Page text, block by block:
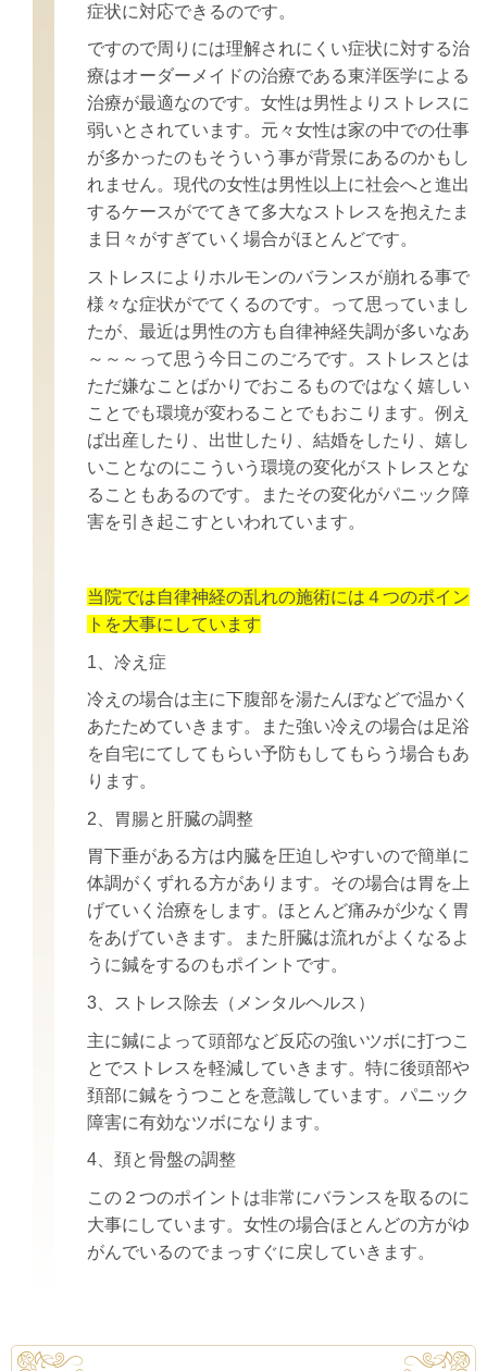
症状に対応できるのです。
ですので周りには理解されにくい症状に対する治
療はオーダーメイドの治療である東洋医学による
治療が最適なのです。女性は男性よりストレスに
弱いとされています。元々女性は家の中での仕事
が多かったのもそういう事が背景にあるのかもし
れません。現代の女性は男性以上に社会へと進出
するケースがでてきて多大なストレスを抱えたま
ま日々がすぎていく場合がほとんどです。
ストレスによりホルモンのバランスが崩れる事で
様々な症状がでてくるのです。って思っていまし
たが、最近は男性の方も自律神経失調が多いなあ
～～～って思う今日このごろです。ストレスとは
ただ嫌なことばかりでおこるものではなく嬉しい
ことでも環境が変わることでもおこります。例え
ば出産したり、出世したり、結婚をしたり、嬉し
いことなのにこういう環境の変化がストレスとな
ることもあるのです。またその変化がパニック障
害を引き起こすといわれています。
当院では自律神経の乱れの施術には４つのポイン
トを大事にしています
1、冷え症
冷えの場合は主に下腹部を湯たんぽなどで温かく
あたためていきます。また強い冷えの場合は足浴
を自宅にてしてもらい予防もしてもらう場合もあ
ります。
2、胃腸と肝臓の調整
胃下垂がある方は内臓を圧迫しやすいので簡単に
体調がくずれる方があります。その場合は胃を上
げていく治療をします。ほとんど痛みが少なく胃
をあげていきます。また肝臓は流れがよくなるよ
うに鍼をするのもポイントです。
3、ストレス除去（メンタルヘルス）
主に鍼によって頭部など反応の強いツボに打つこ
とでストレスを軽減していきます。特に後頭部や
頚部に鍼をうつことを意識しています。パニック
障害に有効なツボになります。
4、頚と骨盤の調整
この２つのポイントは非常にバランスを取るのに
大事にしています。女性の場合ほとんどの方がゆ
がんでいるのでまっすぐに戻していきます。